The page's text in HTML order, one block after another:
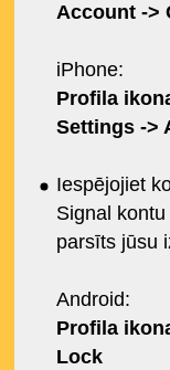
Account ->
iPhone:
Profila
Settings ->
Iespējojiet
Signal
parsīts jūsu
Android:
Profila
Lock